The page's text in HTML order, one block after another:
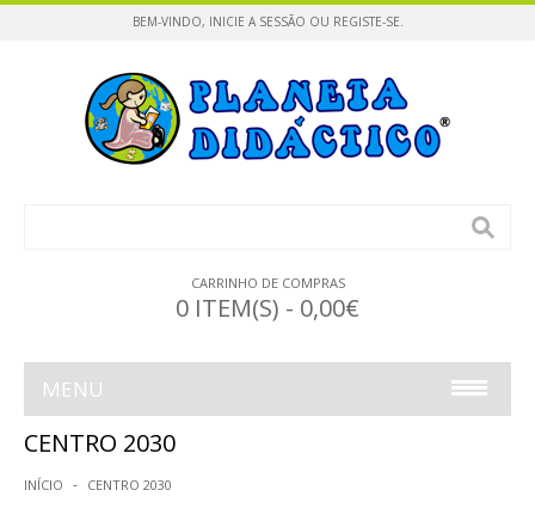
BEM-VINDO, INICIE A SESSÃO OU REGISTE-SE.
CARRINHO DE COMPRAS
0 ITEM(S) - 0,00€
MENU
INFÂNCIA
CONSTRUÇÕES / PUZZLES
CENTRO 2030
INÍCIO CENTRO 2030